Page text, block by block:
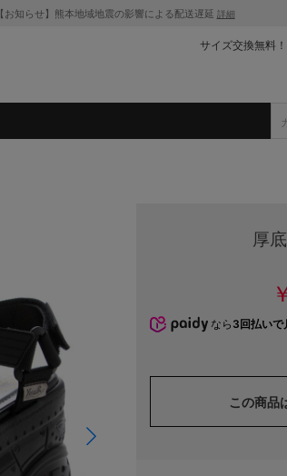
【お知らせ】熊本地域地震の影響による配送遅延 詳細
サイズ交換無料
厚
なら 3回払い
この商品